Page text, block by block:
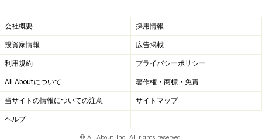
1段飛ばしで歩く事でより筋肉に負荷をかけられます。
１段飛ばしで昇るのは普通に昇るより大きく脚を持ち上
げて、片足で体重を支えながら体を上に持ち上げるの
で、筋肉にかける負担は大幅に増えます。
普通の方法で息が切れずにできるようになったら、１段
飛ばしにもチャレンジしてください。筋肉に与える刺激
会社概要 採用情報
投資家情報 広告掲載
利用規約 プライバシーポリシー
All Aboutについて 著作権・商標・免責
当サイトの情報についての注意 サイトマップ
ヘルプ
© All About, Inc. All rights reserved.